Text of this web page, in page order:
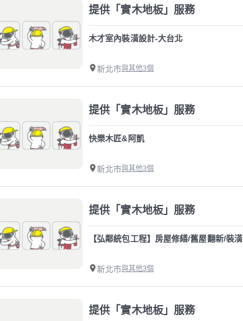
提供「實木地板」服務
木才室內裝潢設計-大台北
新北市與其他3個
提供「實木地板」服務
快樂木匠&阿凱
新北市與其他3個
提供「實木地板」服務
【弘鄰統包工程】房屋修繕/舊屋翻新/裝潢
新北市與其他3個
提供「實木地板」服務